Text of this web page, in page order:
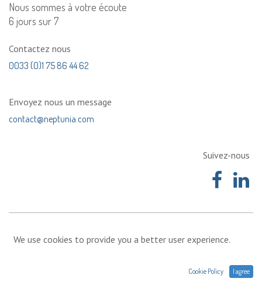
Nous sommes à votre écoute
6 jours sur 7
Contactez nous
0033 (0)1 75 86 44 62
Envoyez nous un message
contact@neptunia.com
Suivez-nous
We use cookies to provide you a better user experience.
Cookie Policy I agree